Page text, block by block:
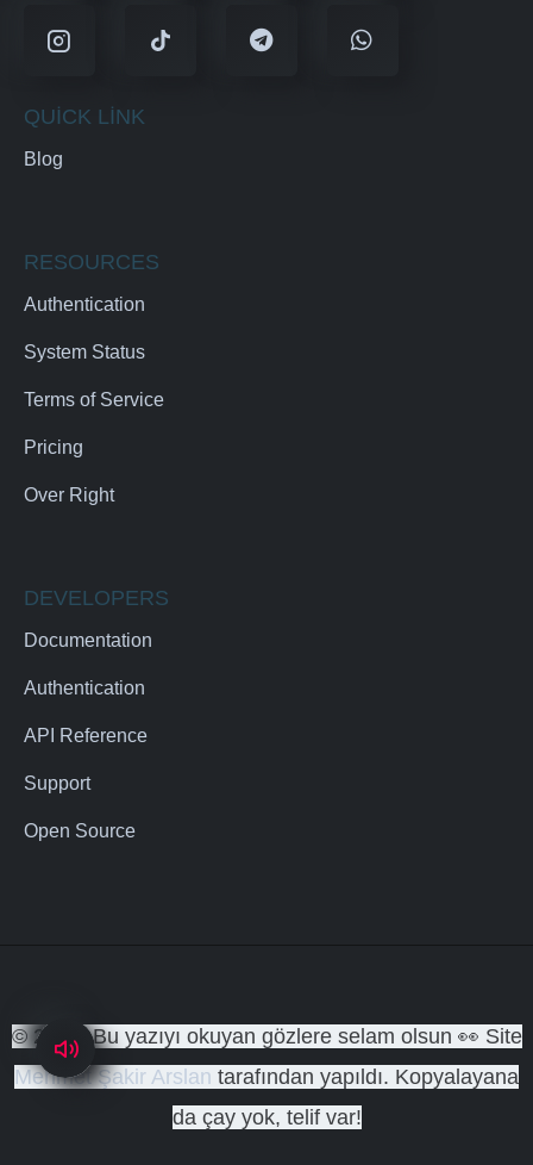
QUICK LINK
Blog
RESOURCES
Authentication
System Status
Terms of Service
Pricing
Over Right
DEVELOPERS
Documentation
Authentication
API Reference
Support
Open Source
© 2025. Bu yazıyı okuyan gözlere selam olsun 👀 Site
Mehmet Şakir Arslan tarafından yapıldı. Kopyalayana
da çay yok, telif var!